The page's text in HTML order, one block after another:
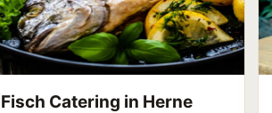
Fisch Catering in Herne